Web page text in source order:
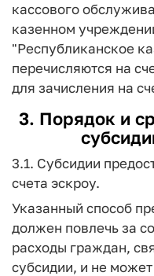
кассового
казенном
"Республиканское
перечисляются на
для зачисления на
3. Порядок и
3.1. Субсидии
счета эскроу.
Указанный способ
должен повлечь за
расходы граждан,
субсидии, и не